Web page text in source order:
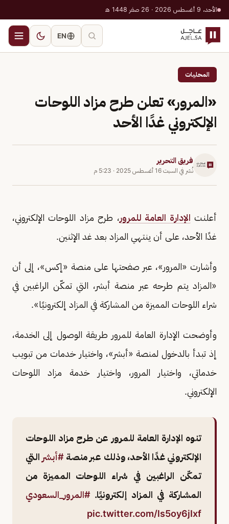
الأحد، 9 أغسطس 2026 · 26 صفر 1448 هـ
EN
المحليات
«المرور» تعلن طرح مزاد اللوحات
الإلكتروني غدًا الأحد
فريق التحرير
نُشر في السبت 16 أغسطس 2025 · 5:23 م
أعلنت الإدارة العامة للمرور، طرح مزاد اللوحات الإلكتروني،
غدًا الأحد، على أن ينتهي المزاد بعد غد الإثنين.
وأشارت «المرور»، عبر صفحتها على منصة «إكس»، إلى أن
«المزاد يتم طرحه عبر منصة أبشر، التي تمكّن الراغبين في
شراء اللوحات المميزة من المشاركة في المزاد إلكترونيًا».
وأوضحت الإدارة العامة للمرور طريقة الوصول إلى الخدمة،
إذ تبدأ بالدخول لمنصة «أبشر»، واختيار خدمات من تبويب
خدماتي، واختيار المرور، واختيار خدمة مزاد اللوحات
الإلكتروني.
تنوه الإدارة العامة للمرور عن طرح مزاد اللوحات
الإلكتروني غدًا الأحد، وذلك عبر منصة #أبشر التي
تمكّن الراغبين في شراء اللوحات المميزة من
المشاركة في المزاد إلكترونيًا. #المرور_السعودي
pic.twitter.com/ls5oy6jIxf